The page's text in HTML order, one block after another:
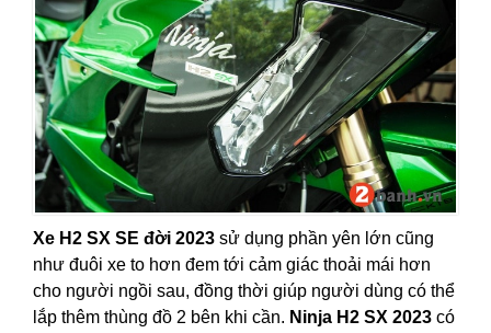
Xe H2 SX SE đời 2023 sử dụng phần yên lớn cũng
như đuôi xe to hơn đem tới cảm giác thoải mái hơn
cho người ngồi sau, đồng thời giúp người dùng có thể
lắp thêm thùng đồ 2 bên khi cần. Ninja H2 SX 2023 có